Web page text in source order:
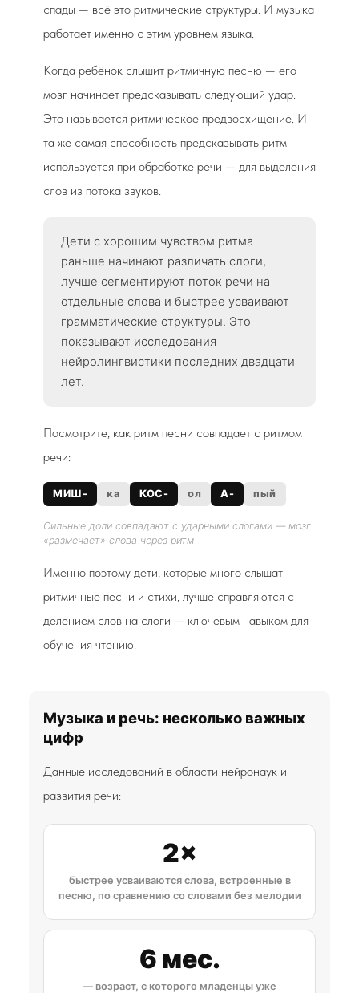
спады — всё это ритмические структуры. И музыка
работает именно с этим уровнем языка.
Когда ребёнок слышит ритмичную песню — его
мозг начинает предсказывать следующий удар.
Это называется ритмическое предвосхищение. И
та же самая способность предсказывать ритм
используется при обработке речи — для выделения
слов из потока звуков.
Дети с хорошим чувством ритма
раньше начинают различать слоги,
лучше сегментируют поток речи на
отдельные слова и быстрее усваивают
грамматические структуры. Это
показывают исследования
нейролингвистики последних двадцати
лет.
Посмотрите, как ритм песни совпадает с ритмом
речи:
МИШ- ка КОС- ол А- пый
Сильные доли совпадают с ударными слогами — мозг
«размечает» слова через ритм
Именно поэтому дети, которые много слышат
ритмичные песни и стихи, лучше справляются с
делением слов на слоги — ключевым навыком для
обучения чтению.
Музыка и речь: несколько важных
цифр
Данные исследований в области нейронаук и
развития речи:
2×
быстрее усваиваются слова, встроенные в
песню, по сравнению со словами без мелодии
6 мес.
— возраст, с которого младенцы уже